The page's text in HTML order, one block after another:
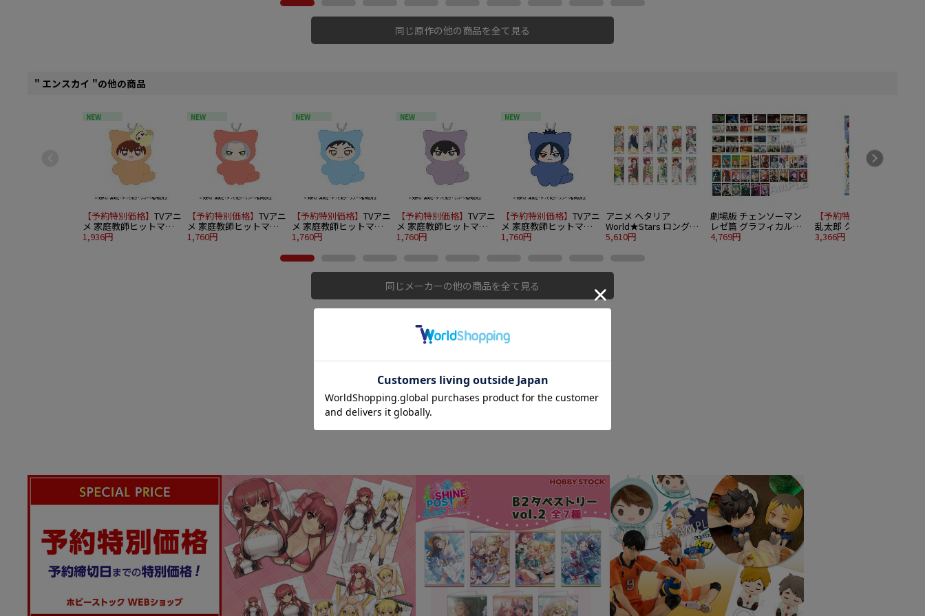
同じ原作の他の商品を全て見る
" エンスカイ "の他の商品
NEW
【予約特別価格】 TVアニ
メ 家庭教師ヒットマン
REBORN! ちみけもます
1,936円
NEW
【予約特別価格】 TVアニ
メ 家庭教師ヒットマン
REBORN! ちみけもます
1,760円
NEW
【予約特別価格】 TVアニ
メ 家庭教師ヒットマン
REBORN! ちみけもます
1,760円
NEW
【予約特別価格】 TVアニ
メ 家庭教師ヒットマン
REBORN! ちみけもます
1,760円
NEW
【予約特別価格】 TVアニ
メ 家庭教師ヒットマン
REBORN! ちみけもます
1,760円
アニメ ヘタリア
World★Stars ロングカ
ンバッジコレクション
5,610円
劇場版 チェンソーマン
レゼ篇 グラフィカルカ
ードコレクション 17個
4,769円
【予約特別価格】
乱太郎 クリアカードコ
レクションガム3 18個入
3,366円
同じメーカーの他の商品を全て見る